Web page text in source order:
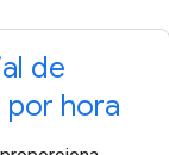
de
por hora